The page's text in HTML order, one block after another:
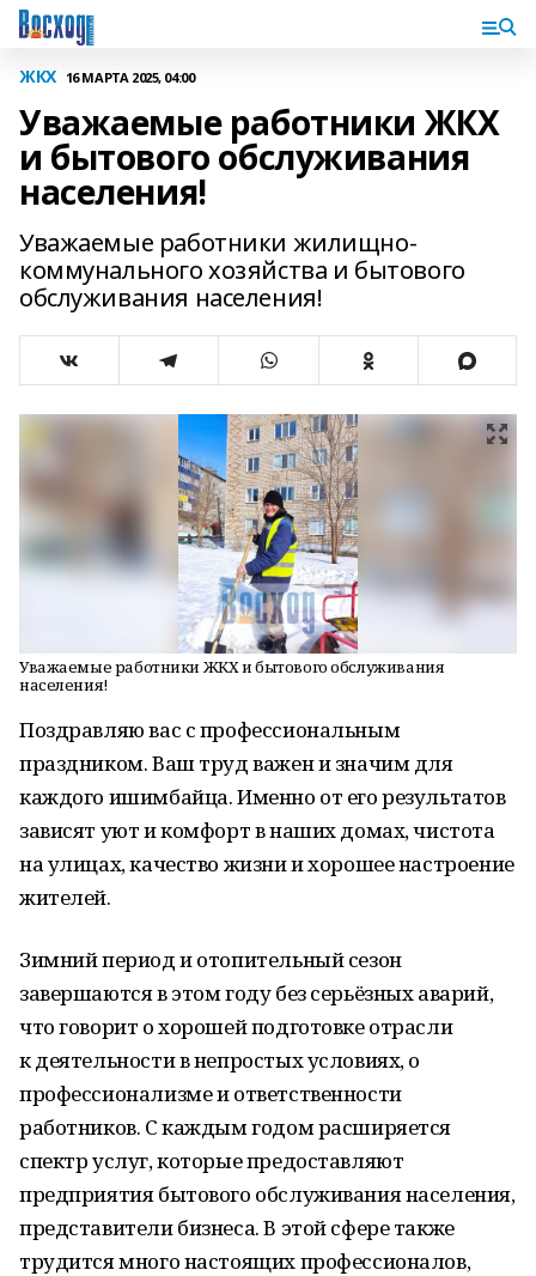
ЖКХ 16 МАРТА 2025, 04:00
Уважаемые работники ЖКХ
и бытового обслуживания
населения!
Уважаемые работники жилищно-
коммунального хозяйства и бытового
обслуживания населения!
Уважаемые работники ЖКХ и бытового обслуживания
населения!
Поздравляю вас с профессиональным
праздником. Ваш труд важен и значим для
каждого ишимбайца. Именно от его результатов
зависят уют и комфорт в наших домах, чистота
на улицах, качество жизни и хорошее настроение
жителей.
Зимний период и отопительный сезон
завершаются в этом году без серьёзных аварий,
что говорит о хорошей подготовке отрасли
к деятельности в непростых условиях, о
профессионализме и ответственности
работников. С каждым годом расширяется
спектр услуг, которые предоставляют
предприятия бытового обслуживания населения,
представители бизнеса. В этой сфере также
трудится много настоящих профессионалов,